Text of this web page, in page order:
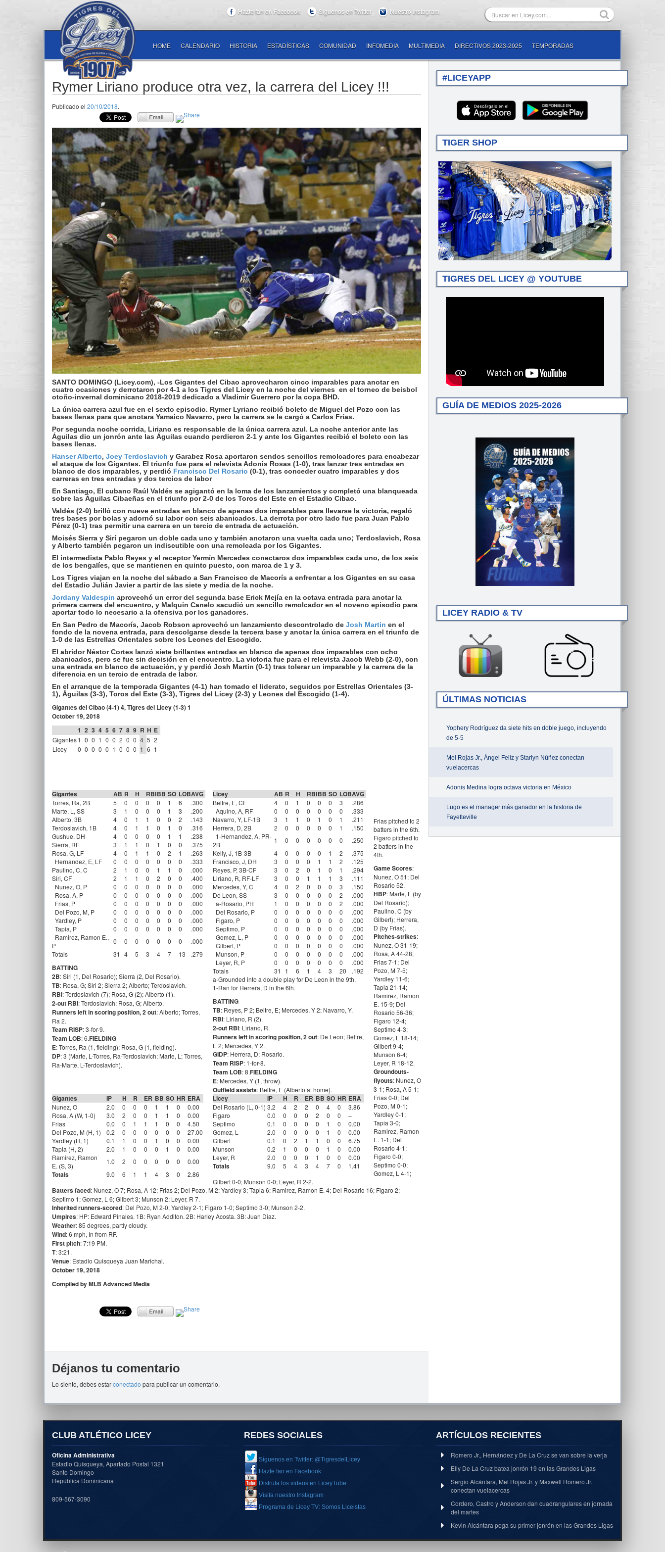
Hazte fan en Facebook Síguenos en Twitter Nuestro Instagram
HOME CALENDARIO HISTORIA ESTADÍSTICAS COMUNIDAD INFOMEDIA MULTIMEDIA DIRECTIVOS 2023-2025 TEMPORADAS
Rymer Liriano produce otra vez, la carrera del Licey !!!
Publicado el 20/10/2018.
SANTO DOMINGO (Licey.com), -Los Gigantes del Cibao aprovecharon cinco imparables para anotar en
cuatro ocasiones y derrotaron por 4-1 a los Tigres del Licey en la noche del viernes en el torneo de beisbol
otoño-invernal dominicano 2018-2019 dedicado a Vladimir Guerrero por la copa BHD.
La única carrera azul fue en el sexto episodio. Rymer Lyriano recibió boleto de Miguel del Pozo con las
bases llenas para que anotara Yamaico Navarro, pero la carrera se le cargó a Carlos Frías.
Por segunda noche corrida, Liriano es responsable de la única carrera azul. La noche anterior ante las
Águilas dio un jonrón ante las Águilas cuando perdieron 2-1 y ante los Gigantes recibió el boleto con las
bases llenas.
Hanser Alberto, Joey Terdoslavich y Garabez Rosa aportaron sendos sencillos remolcadores para encabezar
el ataque de los Gigantes. El triunfo fue para el relevista Adonis Rosas (1-0), tras lanzar tres entradas en
blanco de dos imparables, y perdió Francisco Del Rosario (0-1), tras conceder cuatro imparables y dos
carreras en tres entradas y dos tercios de labor
En Santiago, El cubano Raúl Valdés se agigantó en la loma de los lanzamientos y completó una blanqueada
sobre las Águilas Cibaeñas en el triunfo por 2-0 de los Toros del Este en el Estadio Cibao.
Valdés (2-0) brilló con nueve entradas en blanco de apenas dos imparables para llevarse la victoria, regaló
tres bases por bolas y adornó su labor con seis abanicados. La derrota por otro lado fue para Juan Pablo
Pérez (0-1) tras permitir una carrera en un tercio de entrada de actuación.
Moisés Sierra y Sirí pegaron un doble cada uno y también anotaron una vuelta cada uno; Terdoslavich, Rosa
y Alberto también pegaron un indiscutible con una remolcada por los Gigantes.
El intermedista Pablo Reyes y el receptor Yermín Mercedes conectaros dos imparables cada uno, de los seis
de los bengalíes, que se mantienen en quinto puesto, con marca de 1 y 3.
Los Tigres viajan en la noche del sábado a San Francisco de Macorís a enfrentar a los Gigantes en su casa
del Estadio Julián Javier a partir de las siete y media de la noche.
Jordany Valdespin aprovechó un error del segunda base Erick Mejía en la octava entrada para anotar la
primera carrera del encuentro, y Malquin Canelo sacudió un sencillo remolcador en el noveno episodio para
aportar todo lo necesario a la ofensiva por los ganadores.
En San Pedro de Macorís, Jacob Robson aprovechó un lanzamiento descontrolado de Josh Martin en el
fondo de la novena entrada, para descolgarse desde la tercera base y anotar la única carrera en el triunfo de
1-0 de las Estrellas Orientales sobre los Leones del Escogido.
El abridor Néstor Cortes lanzó siete brillantes entradas en blanco de apenas dos imparables con ocho
abanicados, pero se fue sin decisión en el encuentro. La victoria fue para el relevista Jacob Webb (2-0), con
una entrada en blanco de actuación, y y perdió Josh Martin (0-1) tras tolerar un imparable y la carrera de la
diferencia en un tercio de entrada de labor.
En el arranque de la temporada Gigantes (4-1) han tomado el liderato, seguidos por Estrellas Orientales (3-
1), Águilas (3-3), Toros del Este (3-3), Tigres del Licey (2-3) y Leones del Escogido (1-4).
Gigantes del Cibao (4-1) 4, Tigres del Licey (1-3) 1
October 19, 2018
1 2 3 4 5 6 7 8 9 R H E
Gigantes1 0 0 1 0 0 2 0 0 4 5 2
Licey
0 0 0 0 0 1 0 0 0 1 6 1
Gigantes AB R H RBIBB SO LOBAVG
Torres, Ra, 2B 5 0 0 0 0 1 6
.300
Marte, L, SS
3 1 0 0 0 1 3
.200
Alberto, 3B
4 0 1 1 0 0 2
.143
Terdoslavich, 1B
4 0 1 1 0 1 0
.316
Gushue, DH
4 0 0 0 0 1 1
.238
Sierra, RF
3 1 1 0 1 0 0
.375
Rosa, G, LF
4 0 1 1 0 2 1
.263
Hernandez, E, LF
0 0 0 0 0 0 0
.333
Paulino, C, C
2 1 0 0 1 1 0
.000
Siri, CF
2 1 1 0 2 0 0
.400
Nunez, O, P
0 0 0 0 0 0 0
.000
Rosa, A, P
0 0 0 0 0 0 0
.000
Frias, P
0 0 0 0 0 0 0
.000
Del Pozo, M, P
0 0 0 0 0 0 0
.000
Yardley, P
0 0 0 0 0 0 0
.000
Tapia, P
0 0 0 0 0 0 0
.000
Ramirez, Ramon E.,
P
0 0 0 0 0 0 0
.000
Totals
31 4 5 3 4 7 13 .279
BATTING
2B: Siri (1, Del Rosario); Sierra (2, Del Rosario).
TB: Rosa, G; Siri 2; Sierra 2; Alberto; Terdoslavich.
RBI: Terdoslavich (7); Rosa, G (2); Alberto (1).
2-out RBI: Terdoslavich; Rosa, G; Alberto.
Runners left in scoring position, 2 out: Alberto; Torres,
Ra 2.
Team RISP: 3-for-9.
Team LOB: 6.FIELDING
E: Torres, Ra (1, fielding); Rosa, G (1, fielding).
DP: 3 (Marte, L-Torres, Ra-Terdoslavich; Marte, L; Torres,
Ra-Marte, L-Terdoslavich).
Licey AB R H RBIBB SO LOBAVG
Beltre, E, CF 4 0 1 0 0 0 3
.286
Aquino, A, RF
0 0 0 0 0 0 0
.333
Navarro, Y, LF-1B
3 1 1 0 1 0 1
.211
Herrera, D, 2B
2 0 0 0 0 0 1
.150
1-Hernandez, A, PR-
2B
1 0 0 0 0 0 0
.250
Kelly, J, 1B-3B
4 0 0 0 0 1 2
.375
Francisco, J, DH
3 0 0 0 1 1 2
.125
Reyes, P, 3B-CF
3 0 2 0 1 0 1
.294
Liriano, R, RF-LF
3 0 0 1 1 1 3
.111
Mercedes, Y, C
4 0 2 0 0 0 3
.150
De Leon, SS
3 0 0 0 0 0 2
.000
a-Rosario, PH
1 0 0 0 0 0 2
.000
Del Rosario, P
0 0 0 0 0 0 0
.000
Figaro, P
0 0 0 0 0 0 0
.000
Septimo, P
0 0 0 0 0 0 0
.000
Gomez, L, P
0 0 0 0 0 0 0
.000
Gilbert, P
0 0 0 0 0 0 0
.000
Munson, P
0 0 0 0 0 0 0
.000
Leyer, R, P
0 0 0 0 0 0 0
.000
Totals
31 1 6 1 4 3 20
.192
a-Grounded into a double play for De Leon in the 9th.
1-Ran for Herrera, D in the 6th.
BATTING
TB: Reyes, P 2; Beltre, E; Mercedes, Y 2; Navarro, Y.
RBI: Liriano, R (2).
2-out RBI: Liriano, R.
Runners left in scoring position, 2 out: De Leon; Beltre,
E 2; Mercedes, Y 2.
GIDP: Herrera, D; Rosario.
Team RISP: 1-for-8.
Team LOB: 8.FIELDING
E: Mercedes, Y (1, throw).
Outfield assists: Beltre, E (Alberto at home).
Gigantes IP H R ER BB SO HR ERA
Nunez, O 2.0 0 0 0 1 1 0
0.00
Rosa, A (W, 1-0)
3.0 2 0 0 1 1 0
0.00
Frias
0.0 0 1 1 1 0 0
4.50
Del Pozo, M (H, 1)
0.2 0 0 0 0 0 0
27.00
Yardley (H, 1)
0.1 1 0 0 1 0 0
0.00
Tapia (H, 2)
2.0 1 0 0 0 1 0
0.00
Ramirez, Ramon
E. (S, 3)
1.0 2 0 0 0 0 0 0.00
Totals 9.0 6 1 1 4 3 0 2.86
Licey IP H R ER BB SO HR ERA
Del Rosario (L, 0-1) 3.2 4 2 2 0 4 0
3.86
Figaro
0.0 0 0 0 2 0 0
–
Septimo
0.1 0 0 0 0 1 0
0.00
Gomez, L
2.0 0 0 0 0 1 0
0.00
Gilbert
0.1 0 2 1 1 0 0
6.75
Munson
0.2 1 0 0 0 1 0
0.00
Leyer, R
2.0 0 0 0 1 0 0 0.00
Totals 9.0 5 4 3 4 7 0 1.41
Frias pitched to 2
batters in the 6th.
Figaro pitched to
2 batters in the
4th.
Game Scores:
Nunez, O 51; Del
Rosario 52.
HBP: Marte, L (by
Del Rosario);
Paulino, C (by
Gilbert); Herrera,
D (by Frias).
Pitches-strikes:
Nunez, O 31-19;
Rosa, A 44-28;
Frias 7-1; Del
Pozo, M 7-5;
Yardley 11-6;
Tapia 21-14;
Ramirez, Ramon
E. 15-9; Del
Rosario 56-36;
Figaro 12-4;
Septimo 4-3;
Gomez, L 18-14;
Gilbert 9-4;
Munson 6-4;
Leyer, R 18-12.
Groundouts-
flyouts: Nunez, O
3-1; Rosa, A 5-1;
Frias 0-0; Del
Pozo, M 0-1;
Yardley 0-1;
Tapia 3-0;
Ramirez, Ramon
E. 1-1; Del
Rosario 4-1;
Figaro 0-0;
Septimo 0-0;
Gomez, L 4-1;
Gilbert 0-0; Munson 0-0; Leyer, R 2-2.
Batters faced: Nunez, O 7; Rosa, A 12; Frias 2; Del Pozo, M 2; Yardley 3; Tapia 6; Ramirez, Ramon E. 4; Del Rosario 16; Figaro 2;
Septimo 1; Gomez, L 6; Gilbert 3; Munson 2; Leyer, R 7.
Inherited runners-scored: Del Pozo, M 2-0; Yardley 2-1; Figaro 1-0; Septimo 3-0; Munson 2-2.
Umpires: HP: Edward Pinales. 1B: Ryan Additon. 2B: Harley Acosta. 3B: Juan Diaz.
Weather: 85 degrees, partly cloudy.
Wind: 6 mph, In from RF.
First pitch: 7:19 PM.
T: 3:21.
Venue: Estadio Quisqueya Juan Marichal.
October 19, 2018
Compiled by MLB Advanced Media
Déjanos tu comentario
Lo siento, debes estarconectado para publicar un comentario.
#LICEYAPP
TIGER SHOP
TIGRES DEL LICEY @ YOUTUBE
GUÍA DE MEDIOS 2025-2026
LICEY RADIO & TV
ÚLTIMAS NOTICIAS
Yophery Rodríguez da siete hits en doble juego, incluyendo
de 5-5
Mel Rojas Jr., Ángel Feliz y Starlyn Núñez conectan
vuelacercas
Adonis Medina logra octava victoria en México
Lugo es el manager más ganador en la historia de
Fayetteville
CLUB ATLÉTICO LICEY
Oficina Administrativa
Estadio Quisqueya, Apartado Postal 1321
Santo Domingo
República Dominicana
809-567-3090
REDES SOCIALES
Síguenos en Twitter: @TigresdelLicey
Hazte fan en Facebook
Disfruta los videos en LiceyTube
Visita nuestro Instagram
Programa de Licey TV: Somos Liceistas
ARTÍCULOS RECIENTES
Romero Jr., Hernández y De La Cruz se van sobre la verja
Elly De La Cruz batea jonrón 19 en las Grandes Ligas
Sergio Alcántara, Mel Rojas Jr. y Maxwell Romero Jr.
conectan vuelacercas
Cordero, Castro y Anderson dan cuadrangulares en jornada
del martes
Kevin Alcántara pega su primer jonrón en las Grandes Ligas